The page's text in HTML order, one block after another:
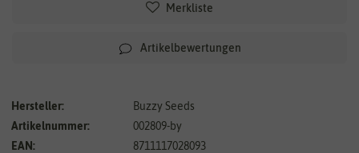
Merkliste
Artikelbewertungen
Hersteller:
Buzzy Seeds
Artikelnummer:
002809-by
EAN:
8711117028093